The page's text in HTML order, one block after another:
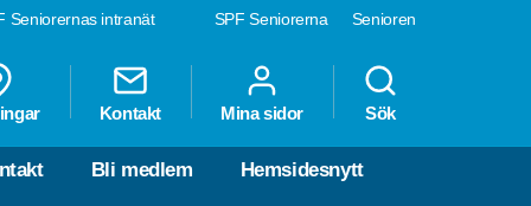
SPF Seniorerna Senioren
Seniorernas intranät
Kontakt Mina sidor Sök
Bli medlem Hemsidesnytt